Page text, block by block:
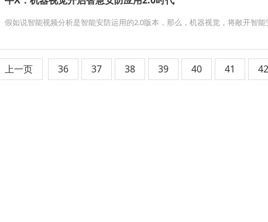
假如说智能视频分析是智能安防运用的2.0版本，那么，机器视觉，将敞开智
上一页 36 37 38 39 40 41 42